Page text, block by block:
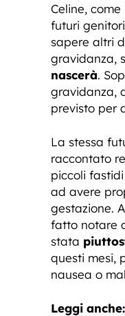
Celine,
futuri
sapere altri
gravidanza,
nascerà.
gravidanza,
previsto per
La stessa
raccontato
piccoli
ad avere
gestazione.
fatto notare
stata
questi mesi,
nausea o
Leggi anche: